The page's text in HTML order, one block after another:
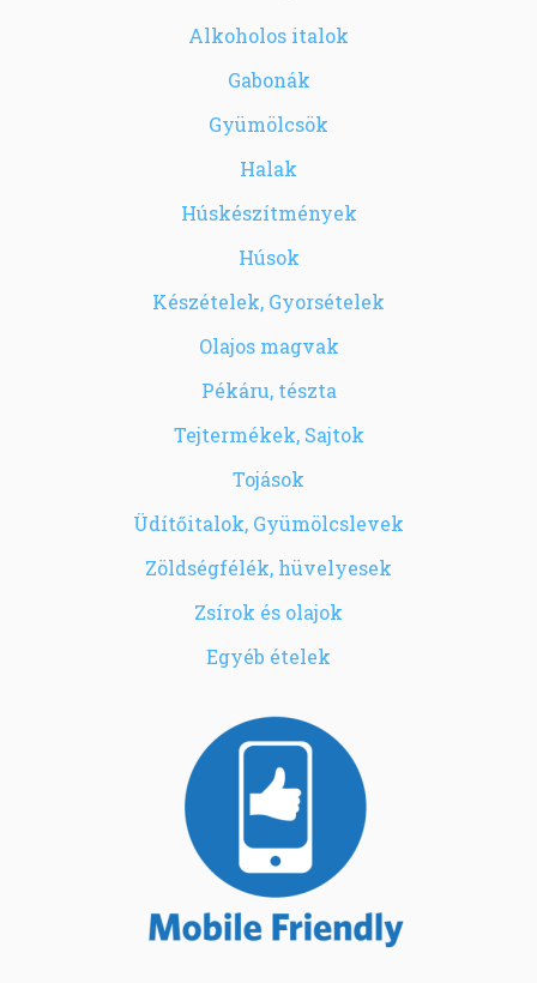
Alkoholos italok
Gabonák
Gyümölcsök
Halak
Húskészítmények
Húsok
Készételek, Gyorsételek
Olajos magvak
Pékáru, tészta
Tejtermékek, Sajtok
Tojások
Üdítőitalok, Gyümölcslevek
Zöldségfélék, hüvelyesek
Zsírok és olajok
Egyéb ételek